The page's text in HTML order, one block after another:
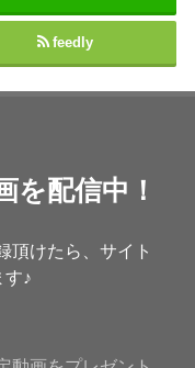
feedly
を配信中！
頂けたら、サイト
す♪